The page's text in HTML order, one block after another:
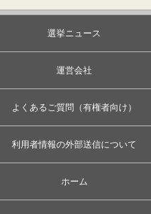
選挙ニュース
運営会社
よくあるご質問（有権者向け）
利用者情報の外部送信について
ホーム